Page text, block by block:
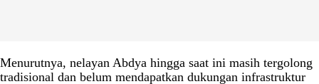
Menurutnya, nelayan Abdya hingga saat ini masih tergolong
tradisional dan belum mendapatkan dukungan infrastruktur